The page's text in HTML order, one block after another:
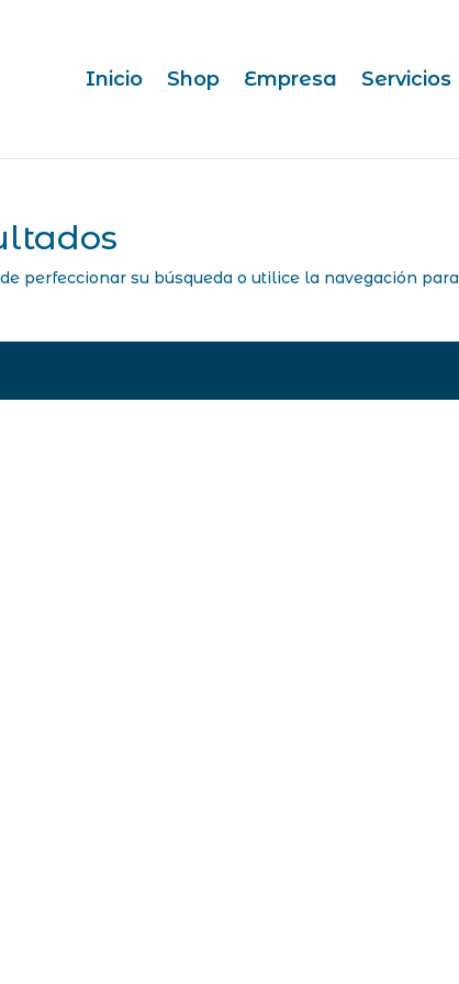
Inicio Shop Empresa Servicios
perfeccionar su búsqueda o utilice la navegación para